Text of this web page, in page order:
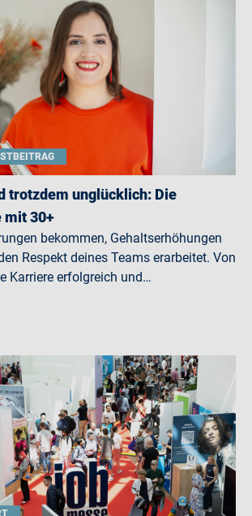
trotzdem unglücklich: Die
mit 30+
bekommen, Gehaltserhöhungen
Respekt deines Teams erarbeitet. Von
Karriere erfolgreich und…